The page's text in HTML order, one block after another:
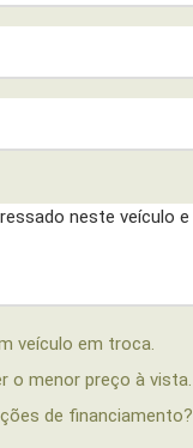
veículo em troca.
o menor preço à vista.
de financiamento?